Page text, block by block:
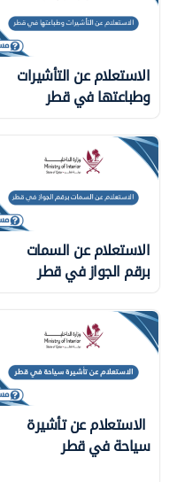
الاستعلام عن التأشيرات
وطباعتها في قطر
الاستعلام عن السمات
برقم الجواز في قطر
الاستعلام عن تأشيرة
سياحة في قطر